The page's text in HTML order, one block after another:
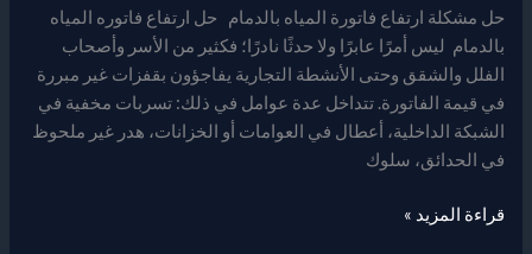
حل مشكلة ارتفاع فاتورة المياه بالدمام حل ارتفاع فاتوره المياه
بالدمام ليس أمرًا عابرًا ولا حدثًا نادرًا؛ فكثير من الأسر وأصحاب
الفلل والشقق وحتى الأنشطة التجارية يفاجؤون بقفزات غير مبررة
في قيمة الفاتورة. تتداخل عدة عوامل في ذلك: تسربات مخفية في
الشبكة الداخلية، أعطال في العوامات أو الخزانات، هدر غير ملحوظ
في الحدائق، سلوك
المياه
بالدمام
قراءة المزيد »